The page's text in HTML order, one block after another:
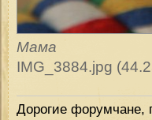
Мама
IMG_3884.jpg
Дорогие форумчане,